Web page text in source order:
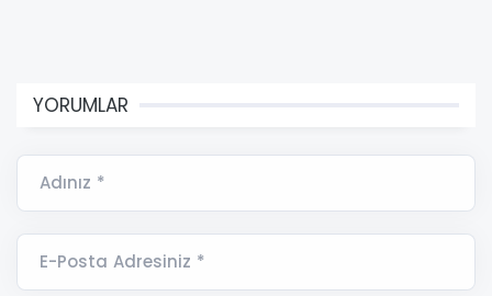
YORUMLAR
Adınız *
E-Posta Adresiniz *